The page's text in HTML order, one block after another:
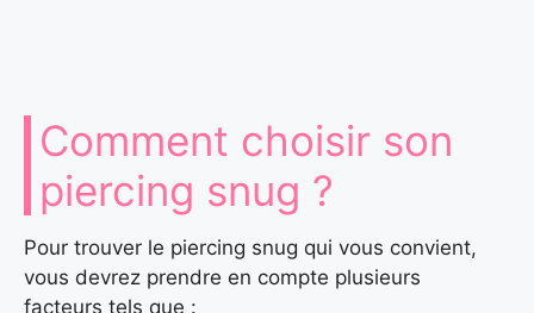
Comment choisir son
piercing snug ?
Pour trouver le piercing snug qui vous convient,
vous devrez prendre en compte plusieurs
facteurs tels que :